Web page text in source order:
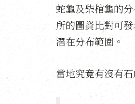
蛇龜及柴棺龜的
所的圖資比對可
潛在分布範圍。
當地究竟有沒有